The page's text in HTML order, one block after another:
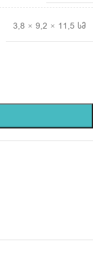
3,8 × 9,2 × 11,5 სმ